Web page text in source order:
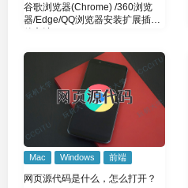
谷歌浏览器(Chrome) /360浏览
器/Edge/QQ浏览器安装扩展插件
Mac Windows 前端
网页源代码是什么，怎么打开？